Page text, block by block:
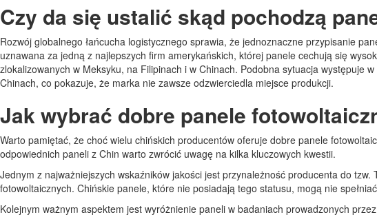
Czy da się ustalić skąd pochodzą
Rozwój globalnego łańcucha logistycznego sprawia, że jednoznaczne przypisanie
uznawana za jedną z najlepszych firm amerykańskich, której panele cechują się
zlokalizowanych w Meksyku, na Filipinach i w Chinach. Podobna sytuacja występuje
Chinach, co pokazuje, że marka nie zawsze odzwierciedla miejsce produkcji.
Jak wybrać dobre panele
Warto pamiętać, że choć wielu chińskich producentów oferuje dobre panele
odpowiednich paneli z Chin warto zwrócić uwagę na kilka kluczowych kwestii.
Jednym z najważniejszych wskaźników jakości jest przynależność producenta do
fotowoltaicznych. Chińskie panele, które nie posiadają tego statusu, mogą nie
Kolejnym ważnym aspektem jest wyróżnienie paneli w badaniach prowadzonych